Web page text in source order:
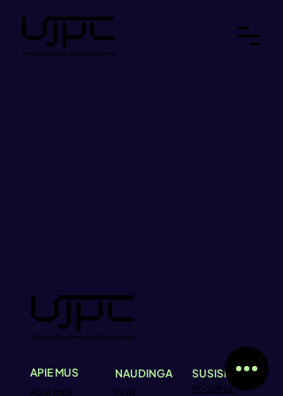
APIE MUS
Apie mus
NAUDINGA
DUK
SUSISIEK
Kontaktai